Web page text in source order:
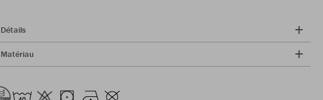
Détails
Matériau